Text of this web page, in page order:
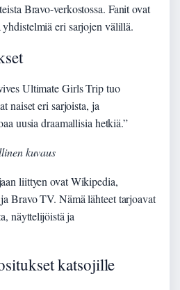
Bravo-verkostossa. Fanit ovat
yhdistelmiä eri sarjojen välillä.
Ultimate Girls Trip tuo
naiset eri sarjoista, ja
uusia draamallisia hetkiä.”
kuvaus
liittyen ovat Wikipedia,
Bravo TV. Nämä lähteet tarjoavat
näyttelijöistä ja
katsojille